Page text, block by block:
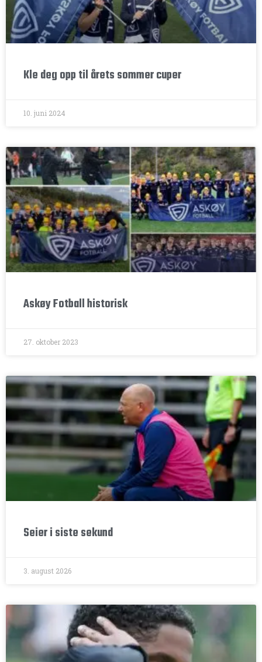
Kle deg opp til årets sommer cuper
10. juni 2024
Askøy Fotball historisk
27. oktober 2023
Seier i siste sekund
3. august 2026